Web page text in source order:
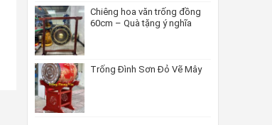
Chiêng hoa văn trống đồng
60cm – Quà tặng ý nghĩa
Trống Đình Sơn Đỏ Vẽ Mây